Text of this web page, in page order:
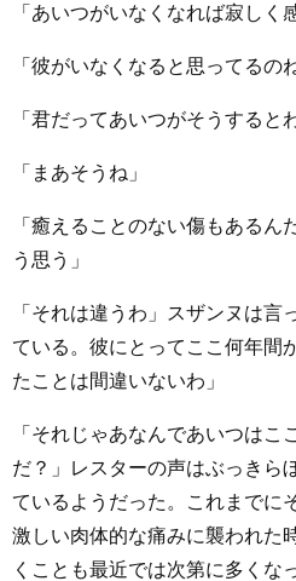
「あいつがいなくなれば寂しく
「彼がいなくなると思ってるの
「君だってあいつがそうすると
「まあそうね」
「癒えることのない傷もあるん
う思う」
「それは違うわ」スザンヌは言
ている。彼にとってここ何年間
たことは間違いないわ」
「それじゃあなんであいつはこ
だ？」レスターの声はぶっきら
ているようだった。これまでに
激しい肉体的な痛みに襲われた
くことも最近では次第に多くな